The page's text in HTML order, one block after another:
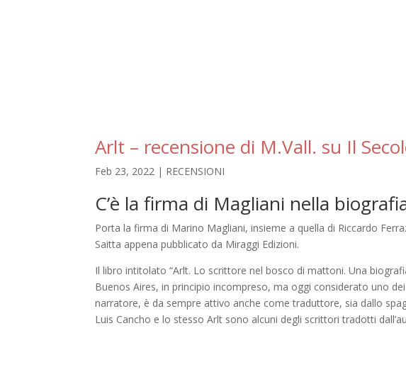
Arlt – recensione di M.Vall. su Il
Feb 23, 2022 | RECENSIONI
C’è la firma di Magliani nella
Porta la firma di Marino Magliani, insieme a quella di Riccardo
Saitta appena pubblicato da Miraggi Edizioni.
Il libro intitolato “Arlt. Lo scrittore nel bosco di mattoni. Una
Buenos Aires, in principio incompreso, ma oggi considerato uno
narratore, è da sempre attivo anche come traduttore, sia dallo
Luis Cancho e lo stesso Arlt sono alcuni degli scrittori tradotti